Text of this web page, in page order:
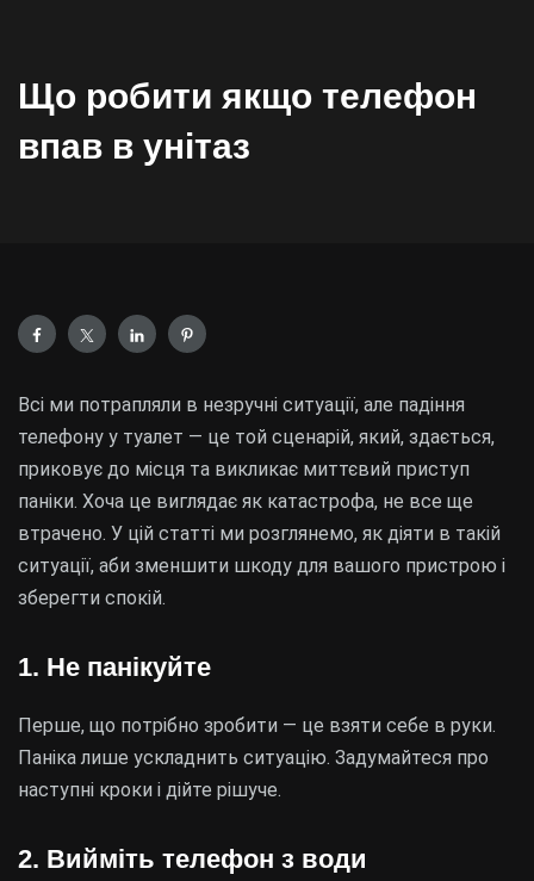
Що робити якщо телефон
впав в унітаз
Всі ми потрапляли в незручні ситуації, але падіння
телефону у туалет — це той сценарій, який, здається,
приковує до місця та викликає миттєвий приступ
паніки. Хоча це виглядає як катастрофа, не все ще
втрачено. У цій статті ми розглянемо, як діяти в такій
ситуації, аби зменшити шкоду для вашого пристрою і
зберегти спокій.
1. Не панікуйте
Перше, що потрібно зробити — це взяти себе в руки.
Паніка лише ускладнить ситуацію. Задумайтеся про
наступні кроки і дійте рішуче.
2. Вийміть телефон з води